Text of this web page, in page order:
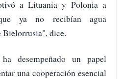
a Lituania y Polonia a
ya no recibían agua
Bielorrusia", dice.
desempeñado un papel
una cooperación esencial